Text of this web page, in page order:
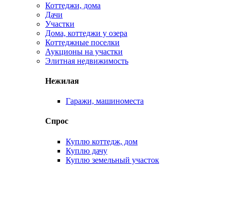
Коттеджи, дома
Дачи
Участки
Дома, коттеджи у озера
Коттеджные поселки
Аукционы на участки
Элитная недвижимость
Нежилая
Гаражи, машиноместа
Спрос
Куплю коттедж, дом
Куплю дачу
Куплю земельный участок